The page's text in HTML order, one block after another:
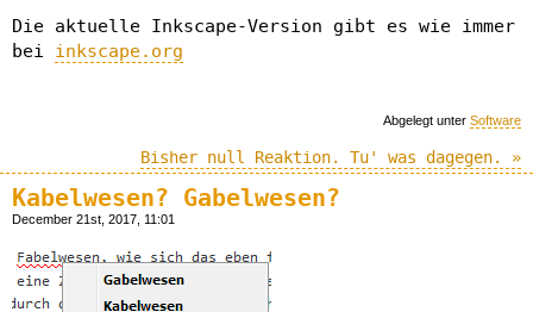
Die aktuelle Inkscape-Version gibt es wie immer
bei inkscape.org
Abgelegt unter Software
Bisher null Reaktion. Tu' was dagegen. »
Kabelwesen? Gabelwesen?
December 21st, 2017, 11:01